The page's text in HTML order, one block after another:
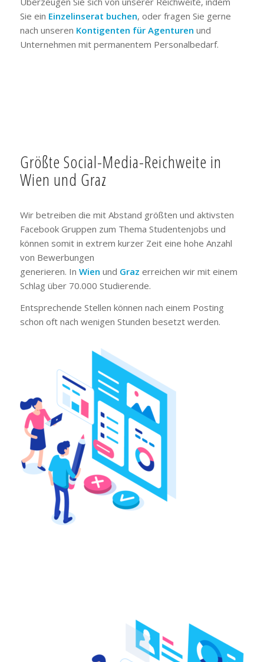
Sie ein Einzelinserat buchen, oder fragen Sie gerne
nach unseren Kontigenten für Agenturen und
Unternehmen mit permanentem Personalbedarf.
Größte Social-Media-Reichweite in
Wien und Graz
Wir betreiben die mit Abstand größten und aktivsten
Facebook Gruppen zum Thema Studentenjobs und
können somit in extrem kurzer Zeit eine hohe Anzahl
von Bewerbungen
generieren. In Wien und Graz erreichen wir mit einem
Schlag über 70.000 Studierende.
Entsprechende Stellen können nach einem Posting
schon oft nach wenigen Stunden besetzt werden.